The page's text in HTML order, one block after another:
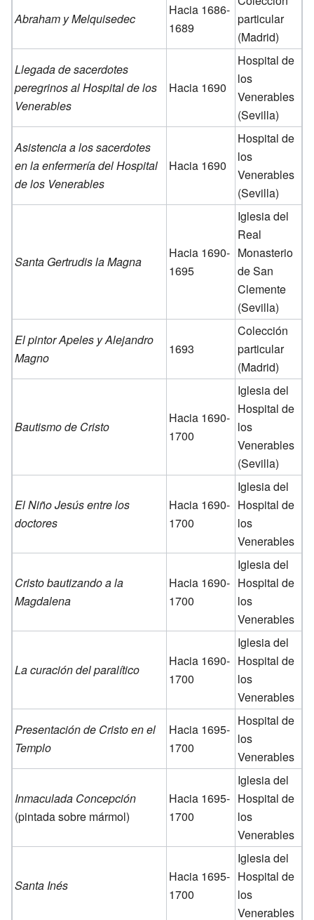
Abraham y Melquisedec
Hacia 1686-
1689
particular
(Madrid)
Llegada de sacerdotes
peregrinos al Hospital de los
Venerables
Hacia 1690
Hospital de
los
Venerables
(Sevilla)
Asistencia a los sacerdotes
en la enfermería del Hospital
de los Venerables
Hacia 1690
Hospital de
los
Venerables
(Sevilla)
Santa Gertrudis la Magna
Hacia 1690-
1695
Iglesia del
Real
Monasterio
de San
Clemente
(Sevilla)
El pintor Apeles y Alejandro
Magno
1693
Colección
particular
(Madrid)
Bautismo de Cristo
Hacia 1690-
1700
Iglesia del
Hospital de
los
Venerables
(Sevilla)
El Niño Jesús entre los
doctores
Hacia 1690-
1700
Iglesia del
Hospital de
los
Venerables
Cristo bautizando a la
Magdalena
Hacia 1690-
1700
Iglesia del
Hospital de
los
Venerables
La curación del paralítico
Hacia 1690-
1700
Iglesia del
Hospital de
los
Venerables
Presentación de Cristo en el
Templo
Hacia 1695-
1700
Hospital de
los
Venerables
Inmaculada Concepción
(pintada sobre mármol)
Hacia 1695-
1700
Iglesia del
Hospital de
los
Venerables
Santa Inés
Hacia 1695-
1700
Iglesia del
Hospital de
los
Venerables